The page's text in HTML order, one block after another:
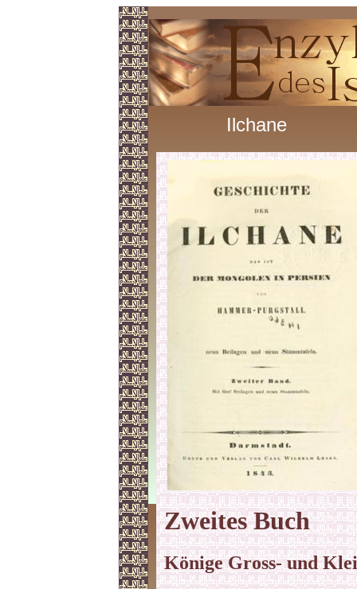
Ilchane
ZweitesBuch
Könige Gross- und